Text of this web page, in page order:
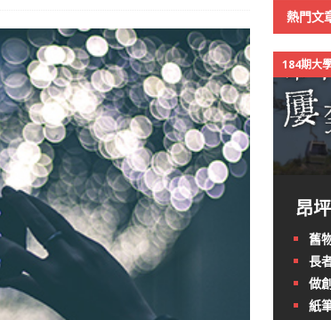
熱門文
184期大
昂
舊
長
做
紙